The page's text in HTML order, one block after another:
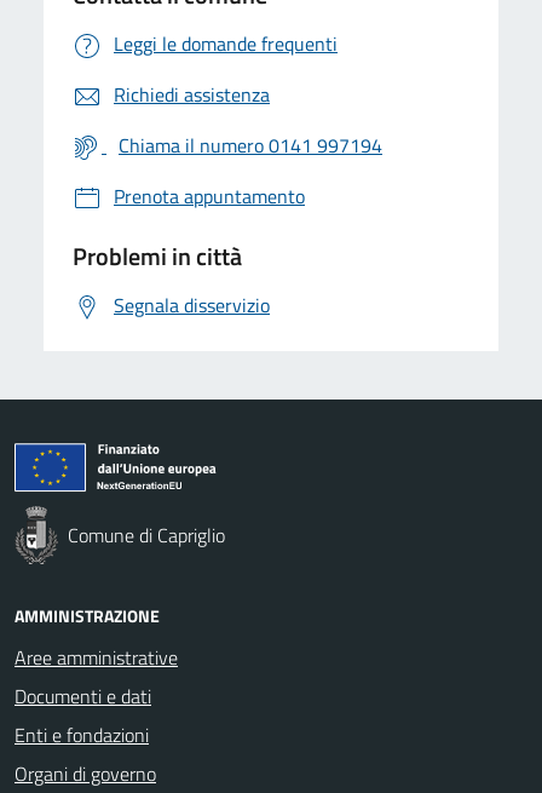
Leggi le domande frequenti
Richiedi assistenza
Chiama il numero 0141 997194
Prenota appuntamento
Problemi in città
Segnala disservizio
Comune di Capriglio
AMMINISTRAZIONE
Aree amministrative
Documenti e dati
Enti e fondazioni
Organi di governo